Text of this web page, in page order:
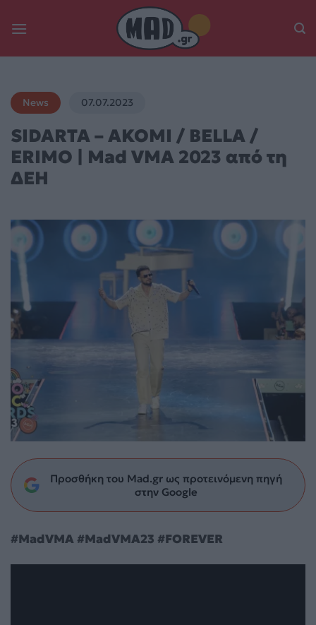
News 07.07.2023
SIDARTA – AKOMI / BELLA /
ERIMO | Mad VMA 2023 από τη
ΔΕΗ
Προσθήκη του Mad.gr ως προτεινόμενη πηγή
στην Google
#MadVMA #MadVMA23 #FOREVER